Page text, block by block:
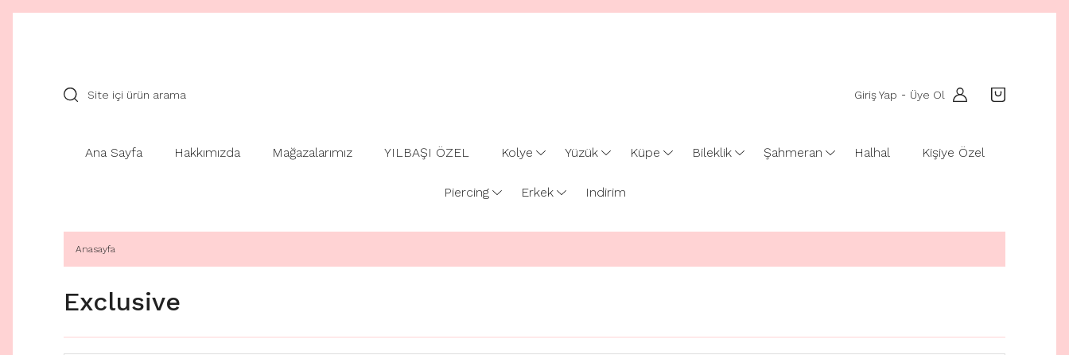
Giriş Yap - Üye Ol
Ana Sayfa Hakkımızda Mağazalarımız YILBAŞI ÖZEL Kolye Yüzük Küpe Bileklik Şahmeran Halhal Kişiye Özel
Piercing Erkek Indirim
Anasayfa
Exclusive